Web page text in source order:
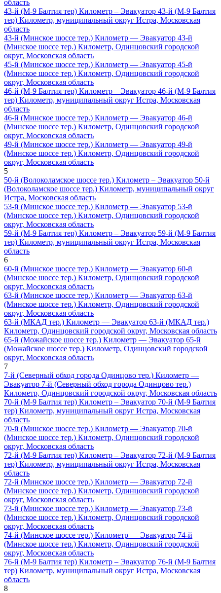
область
43-й (М-9 Балтия тер) Километр – Эвакуатор 43-й (М-9 Балтия
тер) Километр, муниципальный округ Истра, Московская
область
43-й (Минское шоссе тер.) Километр — Эвакуатор 43-й
(Минское шоссе тер.) Километр, Одинцовский городской
округ, Московская область
45-й (Минское шоссе тер.) Километр — Эвакуатор 45-й
(Минское шоссе тер.) Километр, Одинцовский городской
округ, Московская область
46-й (М-9 Балтия тер) Километр – Эвакуатор 46-й (М-9 Балтия
тер) Километр, муниципальный округ Истра, Московская
область
46-й (Минское шоссе тер.) Километр — Эвакуатор 46-й
(Минское шоссе тер.) Километр, Одинцовский городской
округ, Московская область
49-й (Минское шоссе тер.) Километр — Эвакуатор 49-й
(Минское шоссе тер.) Километр, Одинцовский городской
округ, Московская область
5
50-й (Волоколамское шоссе тер.) Километр – Эвакуатор 50-й
(Волоколамское шоссе тер.) Километр, муниципальный округ
Истра, Московская область
53-й (Минское шоссе тер.) Километр — Эвакуатор 53-й
(Минское шоссе тер.) Километр, Одинцовский городской
округ, Московская область
59-й (М-9 Балтия тер) Километр – Эвакуатор 59-й (М-9 Балтия
тер) Километр, муниципальный округ Истра, Московская
область
6
60-й (Минское шоссе тер.) Километр — Эвакуатор 60-й
(Минское шоссе тер.) Километр, Одинцовский городской
округ, Московская область
63-й (Минское шоссе тер.) Километр — Эвакуатор 63-й
(Минское шоссе тер.) Километр, Одинцовский городской
округ, Московская область
63-й (МКАД тер.) Километр — Эвакуатор 63-й (МКАД тер.)
Километр, Одинцовский городской округ, Московская область
65-й (Можайское шоссе тер.) Километр — Эвакуатор 65-й
(Можайское шоссе тер.) Километр, Одинцовский городской
округ, Московская область
7
7-й (Северный обход города Одинцово тер.) Километр —
Эвакуатор 7-й (Северный обход города Одинцово тер.)
Километр, Одинцовский городской округ, Московская область
70-й (М-9 Балтия тер) Километр – Эвакуатор 70-й (М-9 Балтия
тер) Километр, муниципальный округ Истра, Московская
область
70-й (Минское шоссе тер.) Километр — Эвакуатор 70-й
(Минское шоссе тер.) Километр, Одинцовский городской
округ, Московская область
72-й (М-9 Балтия тер) Километр – Эвакуатор 72-й (М-9 Балтия
тер) Километр, муниципальный округ Истра, Московская
область
72-й (Минское шоссе тер.) Километр — Эвакуатор 72-й
(Минское шоссе тер.) Километр, Одинцовский городской
округ, Московская область
73-й (Минское шоссе тер.) Километр — Эвакуатор 73-й
(Минское шоссе тер.) Километр, Одинцовский городской
округ, Московская область
74-й (Минское шоссе тер.) Километр — Эвакуатор 74-й
(Минское шоссе тер.) Километр, Одинцовский городской
округ, Московская область
76-й (М-9 Балтия тер) Километр – Эвакуатор 76-й (М-9 Балтия
тер) Километр, муниципальный округ Истра, Московская
область
8